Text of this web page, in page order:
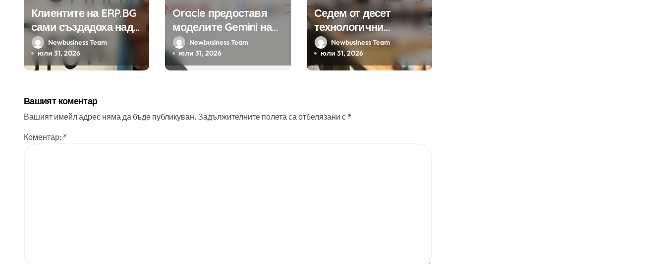
Клиентите на ERP.BG
сами създадоха над
450 приложения за
ERP системата с
помощта на
изкуствен интелект
Newbusiness Team
юли 31, 2026
Oracle предоставя
моделите Gemini на
Google на хиляди
клиенти на бизнес
приложения
Newbusiness Team
юли 31, 2026
Седем от десет
технологични
компании у нас
предлагат хибридна
работа
Newbusiness Team
юли 31, 2026
Вашият коментар
Вашият имейл адрес няма да бъде публикуван. Задължителните полета са отбелязани с *
Коментар: *